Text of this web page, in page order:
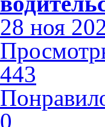
28 ноя
443
0